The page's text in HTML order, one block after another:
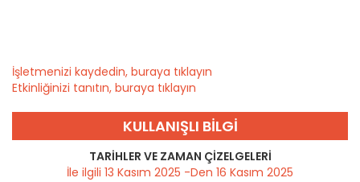
İşletmenizi kaydedin, buraya tıklayın
Etkinliğinizi tanıtın, buraya tıklayın
KULLANIŞLI BILGI
TARIHLER VE ZAMAN ÇIZELGELERI
İle ilgili 13 Kasım 2025 -Den 16 Kasım 2025